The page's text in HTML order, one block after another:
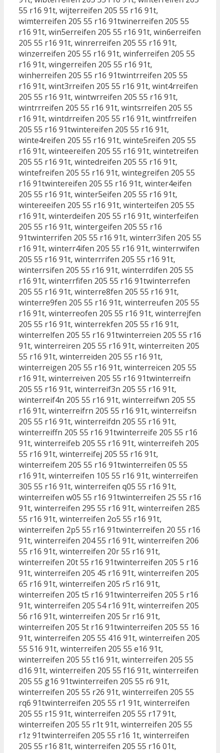
55 r16 91t, wijterreifen 205 55 r16 91t,
wimterreifen 205 55 r16 91twinerreifen 205 55
r16 91t, win5erreifen 205 55 r16 91t, win6erreifen
205 55 r16 91t, winrerreifen 205 55 r16 91t,
winzerreifen 205 55 r16 91t, winferreifen 205 55
r16 91t, wingerreifen 205 55 r16 91t,
winherreifen 205 55 r16 91twintrreifen 205 55
r16 91t, wint3rreifen 205 55 r16 91t, wint4rreifen
205 55 r16 91t, wintwrreifen 205 55 r16 91t,
wintrrreifen 205 55 r16 91t, wintsrreifen 205 55
r16 91t, wintdrreifen 205 55 r16 91t, wintfrreifen
205 55 r16 91twintereifen 205 55 r16 91t,
winte4reifen 205 55 r16 91t, winte5reifen 205 55
r16 91t, winteereifen 205 55 r16 91t, wintetreifen
205 55 r16 91t, wintedreifen 205 55 r16 91t,
wintefreifen 205 55 r16 91t, wintegreifen 205 55
r16 91twintereifen 205 55 r16 91t, winter4eifen
205 55 r16 91t, winter5eifen 205 55 r16 91t,
wintereeifen 205 55 r16 91t, winterteifen 205 55
r16 91t, winterdeifen 205 55 r16 91t, winterfeifen
205 55 r16 91t, wintergeifen 205 55 r16
91twinterrifen 205 55 r16 91t, winterr3ifen 205 55
r16 91t, winterr4ifen 205 55 r16 91t, winterrwifen
205 55 r16 91t, winterrrifen 205 55 r16 91t,
winterrsifen 205 55 r16 91t, winterrdifen 205 55
r16 91t, winterrfifen 205 55 r16 91twinterrefen
205 55 r16 91t, winterre8fen 205 55 r16 91t,
winterre9fen 205 55 r16 91t, winterreufen 205 55
r16 91t, winterreofen 205 55 r16 91t, winterrejfen
205 55 r16 91t, winterrekfen 205 55 r16 91t,
winterrelfen 205 55 r16 91twinterreien 205 55 r16
91t, winterreiren 205 55 r16 91t, winterreiten 205
55 r16 91t, winterreiden 205 55 r16 91t,
winterreigen 205 55 r16 91t, winterreicen 205 55
r16 91t, winterreiven 205 55 r16 91twinterreifn
205 55 r16 91t, winterreif3n 205 55 r16 91t,
winterreif4n 205 55 r16 91t, winterreifwn 205 55
r16 91t, winterreifrn 205 55 r16 91t, winterreifsn
205 55 r16 91t, winterreifdn 205 55 r16 91t,
winterreiffn 205 55 r16 91twinterreife 205 55 r16
91t, winterreifeb 205 55 r16 91t, winterreifeh 205
55 r16 91t, winterreifej 205 55 r16 91t,
winterreifem 205 55 r16 91twinterreifen 05 55
r16 91t, winterreifen 105 55 r16 91t, winterreifen
305 55 r16 91t, winterreifen q05 55 r16 91t,
winterreifen w05 55 r16 91twinterreifen 25 55 r16
91t, winterreifen 295 55 r16 91t, winterreifen 2ß5
55 r16 91t, winterreifen 2o5 55 r16 91t,
winterreifen 2p5 55 r16 91twinterreifen 20 55 r16
91t, winterreifen 204 55 r16 91t, winterreifen 206
55 r16 91t, winterreifen 20r 55 r16 91t,
winterreifen 20t 55 r16 91twinterreifen 205 5 r16
91t, winterreifen 205 45 r16 91t, winterreifen 205
65 r16 91t, winterreifen 205 r5 r16 91t,
winterreifen 205 t5 r16 91twinterreifen 205 5 r16
91t, winterreifen 205 54 r16 91t, winterreifen 205
56 r16 91t, winterreifen 205 5r r16 91t,
winterreifen 205 5t r16 91twinterreifen 205 55 16
91t, winterreifen 205 55 416 91t, winterreifen 205
55 516 91t, winterreifen 205 55 e16 91t,
winterreifen 205 55 t16 91t, winterreifen 205 55
d16 91t, winterreifen 205 55 f16 91t, winterreifen
205 55 g16 91twinterreifen 205 55 r6 91t,
winterreifen 205 55 r26 91t, winterreifen 205 55
rq6 91twinterreifen 205 55 r1 91t, winterreifen
205 55 r15 91t, winterreifen 205 55 r17 91t,
winterreifen 205 55 r1t 91t, winterreifen 205 55
r1z 91twinterreifen 205 55 r16 1t, winterreifen
205 55 r16 81t, winterreifen 205 55 r16 01t,